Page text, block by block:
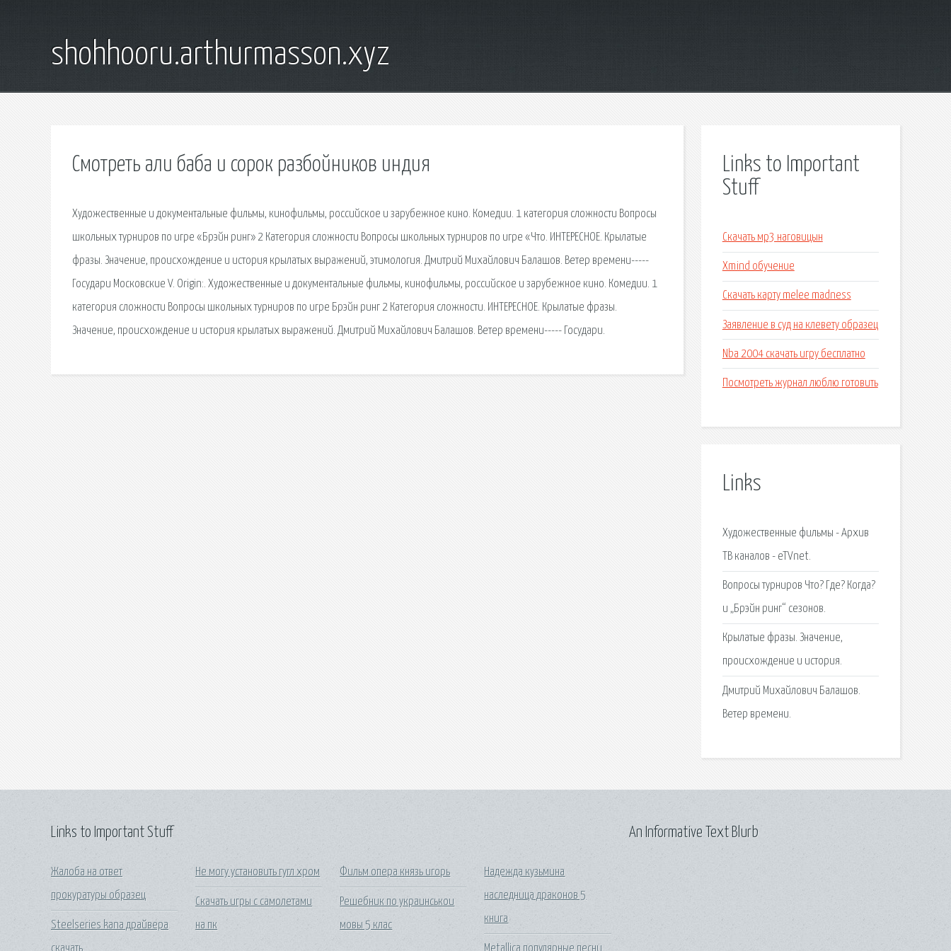
shohhooru.arthurmasson.xyz
Смотреть али баба и сорок разбойников индия
Художественные и документальные фильмы, кинофильмы, российское и зарубежное кино. Комедии. 1 категория сложности Вопросы
школьных турниров по игре «Брэйн ринг» 2 Категория сложности Вопросы школьных турниров по игре «Что. ИНТЕРЕСНОЕ. Крылатые
фразы. Значение, происхождение и история крылатых выражений, этимология. Дмитрий Михайлович Балашов. Ветер времени-----
Государи Московские V. Origin:. Художественные и документальные фильмы, кинофильмы, российское и зарубежное кино. Комедии. 1
категория сложности Вопросы школьных турниров по игре Брэйн ринг 2 Категория сложности. ИНТЕРЕСНОЕ. Крылатые фразы.
Значение, происхождение и история крылатых выражений. Дмитрий Михайлович Балашов. Ветер времени----- Государи.
Links to Important
Stuff
Скачать мр3 наговицын
Xmind обучение
Скачать карту melee madness
Заявление в суд на клевету образец
Nba 2004 скачать игру бесплатно
Посмотреть журнал люблю готовить
Links
Художественные фильмы - Архив
ТВ каналов - eTVnet.
Вопросы турниров Что? Где? Когда?
и „Брэйн ринг“ сезонов.
Крылатые фразы. Значение,
происхождение и история.
Дмитрий Михайлович Балашов.
Ветер времени.
Links to Important Stuff
Жалоба на ответ
прокуратуры образец
Steelseries kana драйвера
Не могу установить гугл хром
Скачать игры с самолетами
на пк
Фильм опера князь игорь
Решебник по украинськои
мовы 5 клас
Надежда кузьмина
наследница драконов 5
книга
An Informative Text Blurb